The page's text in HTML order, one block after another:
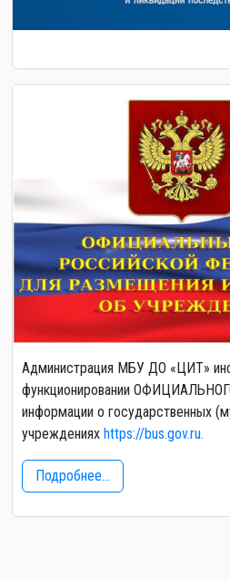
Администрация МБУ ДО «ЦИТ»
функционировании
информации о государственных
учреждениях https://bus.gov.ru.
Подробнее...